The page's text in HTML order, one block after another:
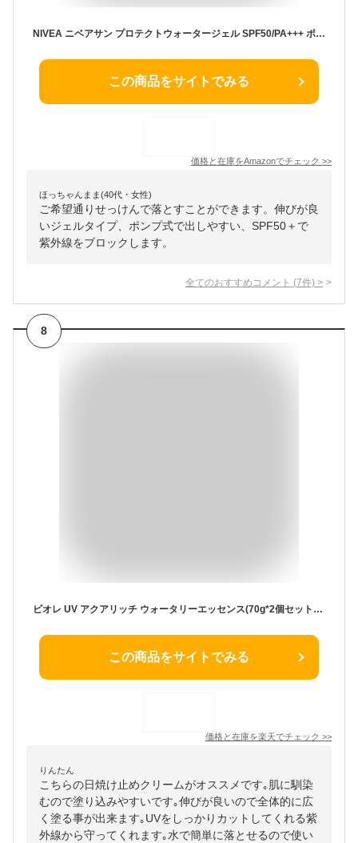
NIVEA ニベアサン プロテクトウォータージェル SPF50/PA+++ ポンプ 140g
この商品をサイトでみる
価格と在庫をAmazonでチェック >>
ほっちゃんまま(40代・女性)
ご希望通りせっけんで落とすことができます。伸びが良
いジェルタイプ、ポンプ式で出しやすい、SPF50＋で
紫外線をブロックします。
全てのおすすめコメント (7件) >
8
ビオレ UV アクアリッチ ウォータリーエッセンス(70g*2個セット)【ビオレ】
この商品をサイトでみる
価格と在庫を楽天でチェック >>
りんたん
こちらの日焼け止めクリームがオススメです｡肌に馴染
むので塗り込みやすいです｡伸びが良いので全体的に広
く塗る事が出来ます｡UVをしっかりカットしてくれる紫
外線から守ってくれます｡水で簡単に落とせるので使い